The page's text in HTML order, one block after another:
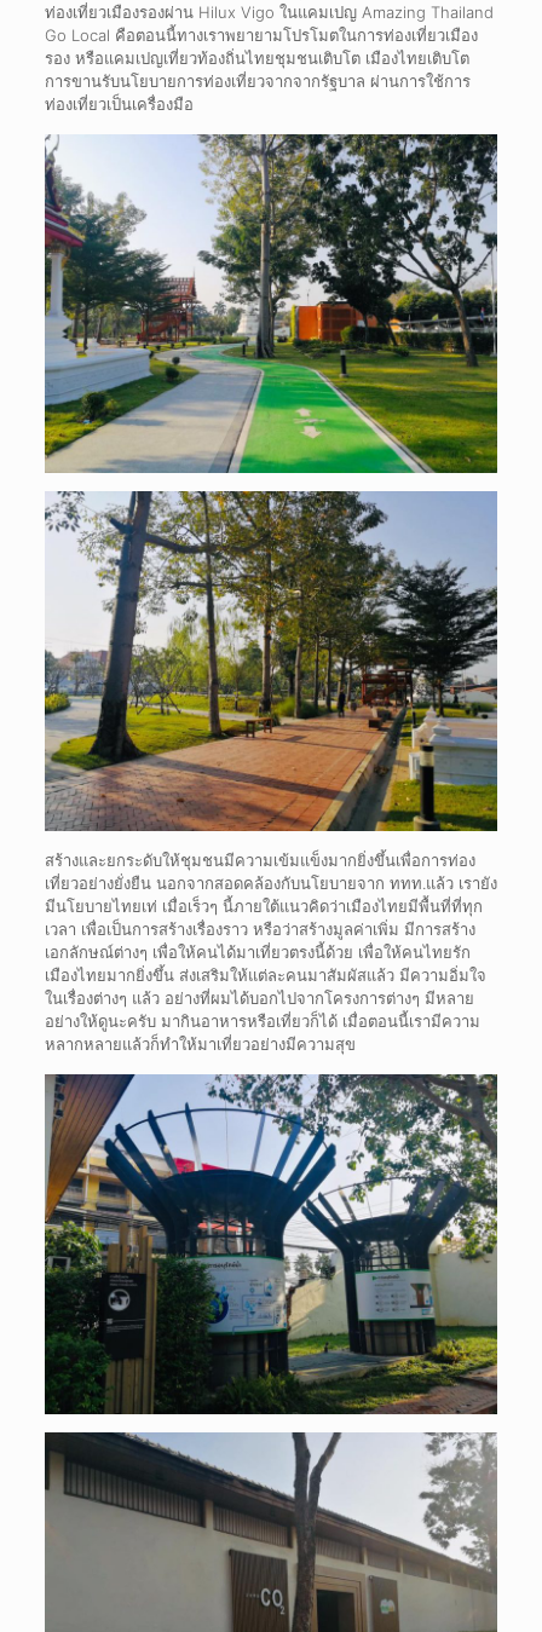
ท่องเที่ยวเมืองรองผ่าน Hilux Vigo ในแคมเปญ Amazing Thailand
Go Local คือตอนนี้ทางเราพยายามโปรโมตในการท่องเที่ยวเมือง
รอง หรือแคมเปญเที่ยวท้องถิ่นไทยชุมชนเติบโต เมืองไทยเติบโต
การขานรับนโยบายการท่องเที่ยวจากจากรัฐบาล ผ่านการใช้การ
ท่องเที่ยวเป็นเครื่องมือ
สร้างและยกระดับให้ชุมชนมีความเข้มแข็งมากยิ่งขึ้นเพื่อการท่อง
เที่ยวอย่างยั่งยืน นอกจากสอดคล้องกับนโยบายจาก ททท.แล้ว เรายัง
มีนโยบายไทยเท่ เมื่อเร็วๆ นี้ภายใต้แนวคิดว่าเมืองไทยมีพื้นที่ที่ทุก
เวลา เพื่อเป็นการสร้างเรื่องราว หรือว่าสร้างมูลค่าเพิ่ม มีการสร้าง
เอกลักษณ์ต่างๆ เพื่อให้คนได้มาเที่ยวตรงนี้ด้วย เพื่อให้คนไทยรัก
เมืองไทยมากยิ่งขึ้น ส่งเสริมให้แต่ละคนมาสัมผัสแล้ว มีความอิ่มใจ
ในเรื่องต่างๆ แล้ว อย่างที่ผมได้บอกไปจากโครงการต่างๆ มีหลาย
อย่างให้ดูนะครับ มากินอาหารหรือเที่ยวก็ได้ เมื่อตอนนี้เรามีความ
หลากหลายแล้วก็ทำให้มาเที่ยวอย่างมีความสุข